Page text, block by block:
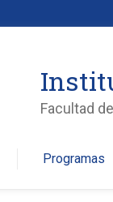
Facultad
Programas